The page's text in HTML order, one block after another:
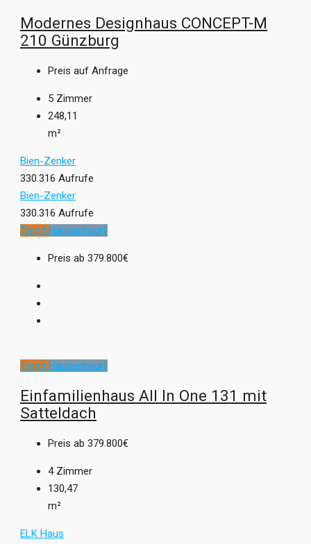
Modernes Designhaus CONCEPT-M
210 Günzburg
Preis auf Anfrage
5 Zimmer
248,11
m²
Bien-Zenker
330.316 Aufrufe
Bien-Zenker
330.316 Aufrufe
Trend Hausentwurf
Preis ab 379.800€
Trend Hausentwurf
Einfamilienhaus All In One 131 mit
Satteldach
Preis ab 379.800€
4 Zimmer
130,47
m²
ELK Haus